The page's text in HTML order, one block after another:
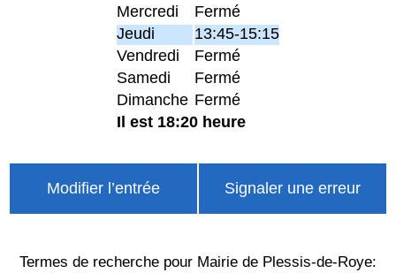
Mercredi
Fermé
Jeudi
13:45-15:15
Vendredi
Fermé
Samedi
Fermé
Dimanche Fermé
Il est 18:20 heure
Modifier l’entrée Signaler une erreur
Termes de recherche pour Mairie de Plessis-de-Roye: